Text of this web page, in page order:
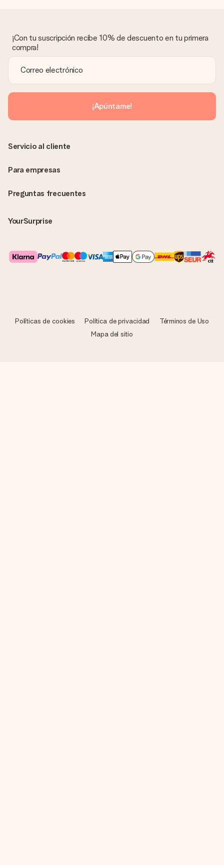
¡Con tu suscripción recibe 10% de descuento en tu primera
compra!
¡Apúntame!
Preguntas frecuentes
YourSurprise
Servicio al cliente
Para empresas
Políticas de cookies Política de privacidad
Términos de Uso
Mapa del sitio